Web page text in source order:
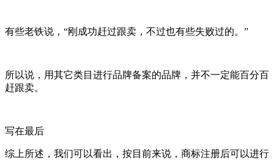
有些老铁说，“刚成功赶过跟卖，不过也有些失败过的。”
所以说，用其它类目进行品牌备案的品牌，并不一定能百分百
赶跟卖。
写在最后
综上所述，我们可以看出，按目前来说，商标注册后可以进行